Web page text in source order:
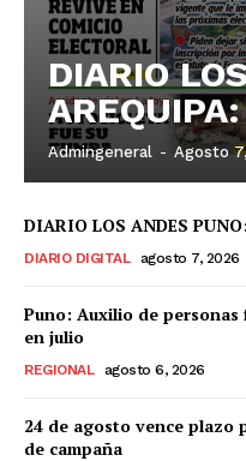
DIARIO
Admingeneral - Agosto
DIARIO LOS ANDES
DIARIO DIGITAL agosto 7, 2026
Puno: Auxilio de
en julio
REGIONAL agosto 6, 2026
24 de agosto vence plazo
de campaña